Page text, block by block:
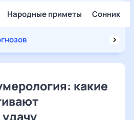
Народные приметы Сонник
какие